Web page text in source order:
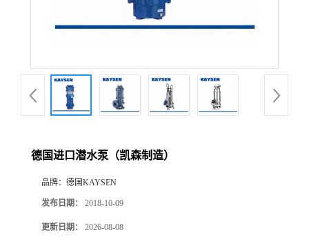
德国进口潜水泵（凯森制造）
品牌： 德国KAYSEN
发布日期： 2018-10-09
更新日期： 2026-08-08